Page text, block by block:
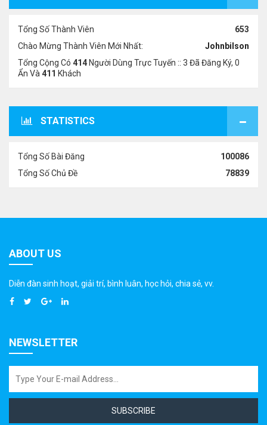
Tổng Số Thành Viên
653
Chào Mừng Thành Viên Mới Nhất:
Johnbilson
Tổng Cộng Có 414 Người Dùng Trực Tuyến :: 3 Đã Đăng Ký, 0
Ẩn Và 411 Khách
STATISTICS
Tổng Số Bài Đăng
100086
Tổng Số Chủ Đề
78839
ABOUT US
Diễn đàn sinh hoạt, giải trí, bình luân, học hỏi, chia sẻ, vv.
NEWSLETTER
SUBSCRIBE